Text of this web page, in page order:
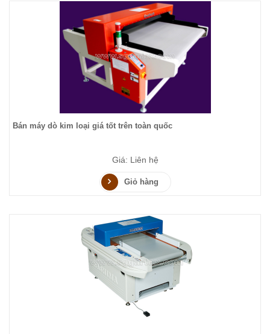
Bán máy dò kim loại giá tốt trên toàn quốc
Giá: Liên hệ
Giỏ hàng